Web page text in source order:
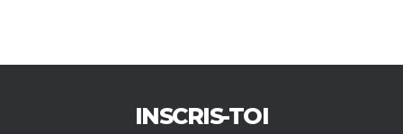
INSCRIS-TOI